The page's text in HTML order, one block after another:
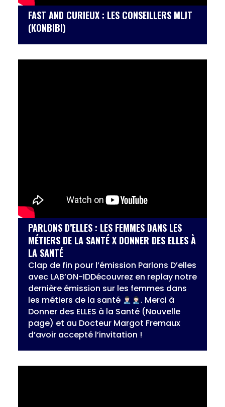
FAST AND CURIEUX : LES CONSEILLERS MLJT
(KONBIBI)
PARLONS D’ELLES : LES FEMMES DANS LES
MÉTIERS DE LA SANTÉ X DONNER DES ELLES À
LA SANTÉ
Clap de fin pour l’émission Parlons D’elles
avec LAB’ON-IDDécouvrez en replay notre
dernière émission sur les femmes dans
les métiers de la santé
. Merci à
Donner des ELLES à la Santé (Nouvelle
page) et au Docteur Margot Fremaux
d’avoir accepté l’invitation !